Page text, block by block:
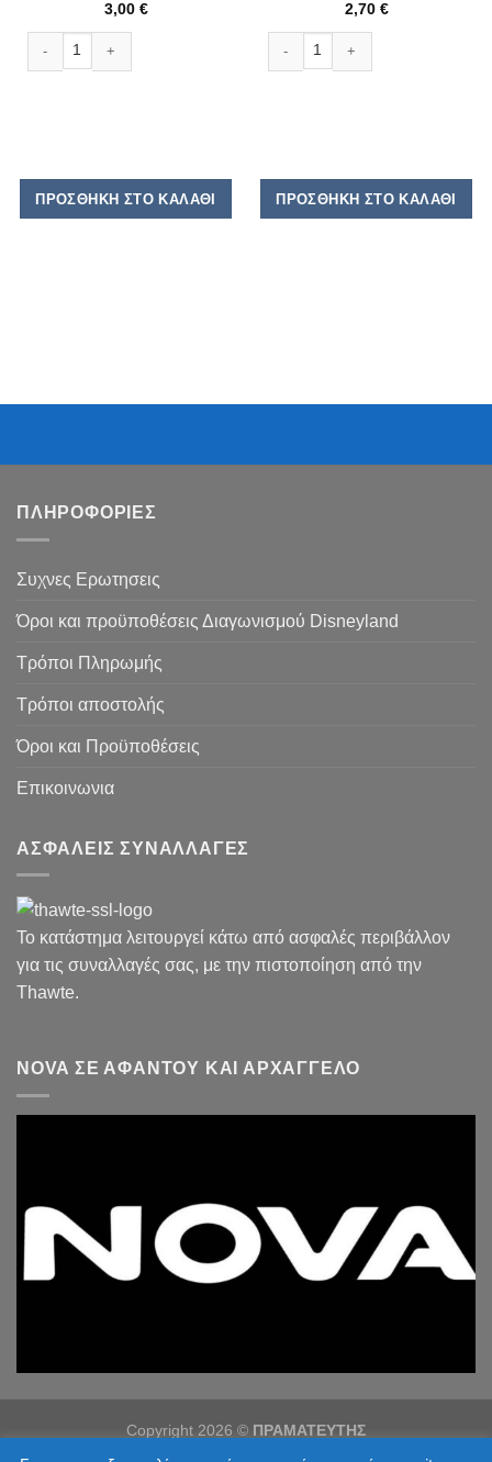
3,00 €
ΠΡΟΣΘΉΚΗ ΣΤΟ ΚΑΛΆΘΙ
2,70 €
ΠΡΟΣΘΉΚΗ ΣΤΟ ΚΑΛΆΘΙ
ΠΛΗΡΟΦΟΡΙΕΣ
Συχνες Ερωτησεις
Όροι και προϋποθέσεις Διαγωνισμού Disneyland
Τρόποι Πληρωμής
Τρόποι αποστολής
Όροι και Προϋποθέσεις
Επικοινωνια
ΑΣΦΑΛΕΙΣ ΣΥΝΑΛΛΑΓΕΣ
Το κατάστημα λειτουργεί κάτω από ασφαλές περιβάλλον
για τις συναλλαγές σας, με την πιστοποίηση από την
Thawte.
NOVA ΣΕ ΑΦΆΝΤΟΥ ΚΑΙ ΑΡΧΆΓΓΕΛΟ
Copyright 2026 © ΠΡΑΜΑΤΕΥΤΗΣ